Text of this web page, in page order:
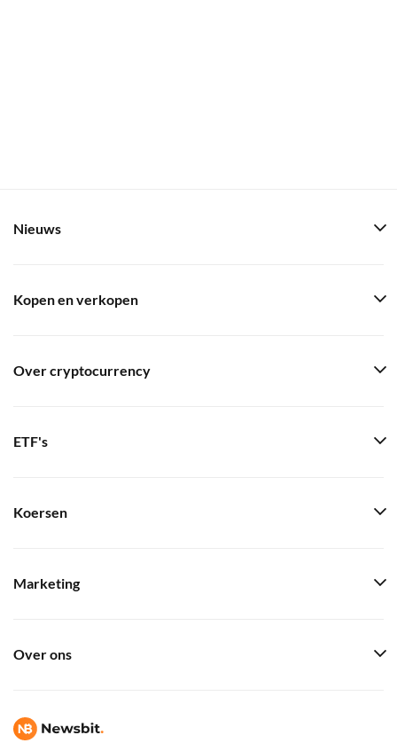
Nieuws
Kopen en verkopen
Over cryptocurrency
ETF's
Koersen
Marketing
Over ons